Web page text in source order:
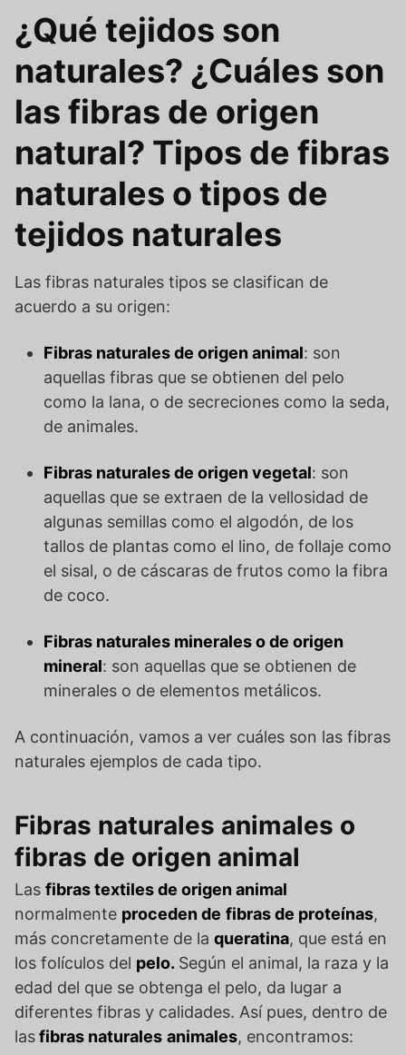
¿Qué tejidos son
naturales? ¿Cuáles son
las fibras de origen
natural? Tipos de fibras
naturales o tipos de
tejidos naturales
Las fibras naturales tipos se clasifican de
acuerdo a su origen:
Fibras naturales de origen animal: son
aquellas fibras que se obtienen del pelo
como la lana, o de secreciones como la seda,
de animales.
Fibras naturales de origen vegetal: son
aquellas que se extraen de la vellosidad de
algunas semillas como el algodón, de los
tallos de plantas como el lino, de follaje como
el sisal, o de cáscaras de frutos como la fibra
de coco.
Fibras naturales minerales o de origen
mineral: son aquellas que se obtienen de
minerales o de elementos metálicos.
A continuación, vamos a ver cuáles son las fibras
naturales ejemplos de cada tipo.
Fibras naturales animales o
fibras de origen animal
Las fibras textiles de origen animal
normalmente proceden de fibras de proteínas,
más concretamente de la queratina, que está en
los folículos del pelo. Según el animal, la raza y la
edad del que se obtenga el pelo, da lugar a
diferentes fibras y calidades. Así pues, dentro de
lasfibras naturales animales, encontramos: